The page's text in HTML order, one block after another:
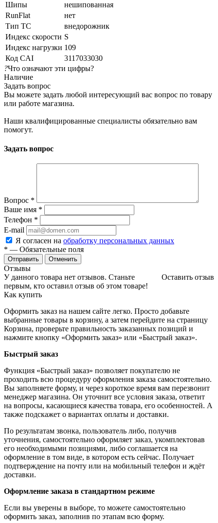
Шипы
нешипованная
RunFlat
нет
Тип ТС
внедорожник
Индекс скорости S
Индекс нагрузки 109
Код CAI
3117033030
?Что означают эти цифры?
Наличие
Задать вопрос
Вы можете задать любой интересующий вас вопрос по товару
или работе магазина.
Наши квалифицированные специалисты обязательно вам
помогут.
Задать вопрос
Вопрос *
Ваше имя *
Телефон *
E-mail
Я согласен на обработку персональных данных
* — Обязательные поля
Отменить
Отзывы
Оставить отзыв
У данного товара нет отзывов. Станьте
первым, кто оставил отзыв об этом товаре!
Как купить
Оформить заказ на нашем сайте легко. Просто добавьте
выбранные товары в корзину, а затем перейдите на страницу
Корзина, проверьте правильность заказанных позиций и
нажмите кнопку «Оформить заказ» или «Быстрый заказ».
Быстрый заказ
Функция «Быстрый заказ» позволяет покупателю не
проходить всю процедуру оформления заказа самостоятельно.
Вы заполняете форму, и через короткое время вам перезвонит
менеджер магазина. Он уточнит все условия заказа, ответит
на вопросы, касающиеся качества товара, его особенностей. А
также подскажет о вариантах оплаты и доставки.
По результатам звонка, пользователь либо, получив
уточнения, самостоятельно оформляет заказ, укомплектовав
его необходимыми позициями, либо соглашается на
оформление в том виде, в котором есть сейчас. Получает
подтверждение на почту или на мобильный телефон и ждёт
доставки.
Оформление заказа в стандартном режиме
Если вы уверены в выборе, то можете самостоятельно
оформить заказ, заполнив по этапам всю форму.